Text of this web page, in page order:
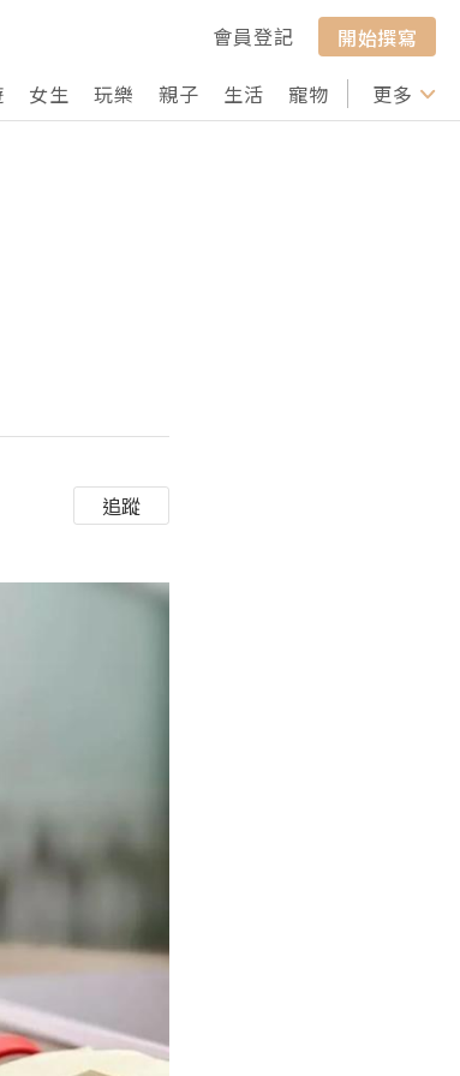
會員登記
開始撰寫
女生 玩樂 親子 生活 寵物 行山 打卡
更多
追蹤